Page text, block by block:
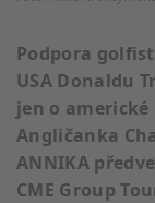
Podpora
USA Donaldu
jen o
Angličanka
ANNIKA
CME Group